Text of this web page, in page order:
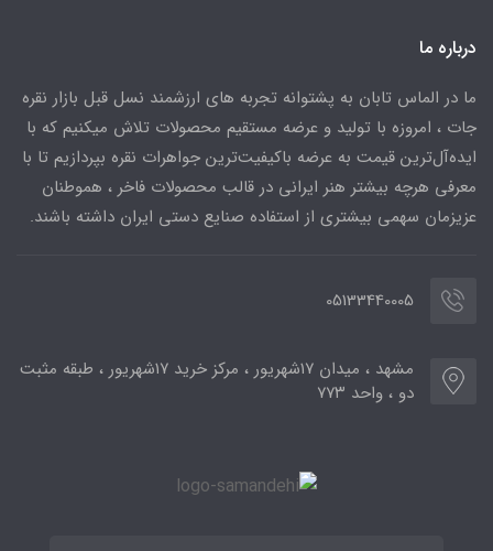
درباره ما
ما در الماس تابان به پشتوانه تجربه های ارزشمند نسل قبل بازار نقره
جات ، امروزه با تولید و عرضه مستقیم محصولات تلاش میکنیم که با
ایده‌آل‌ترین قیمت به عرضه باکیفیت‌ترین جواهرات نقره بپردازیم تا با
معرفی هرچه بیشتر هنر ایرانی در قالب محصولات فاخر ، هموطنان
عزیزمان سهمی بیشتری از استفاده صنایع دستی ایران داشته باشند.
05133440005
مشهد ، میدان ۱۷شهریور ، مرکز خرید ۱۷شهریور ، طبقه مثبت
دو ، واحد ۷۷۳